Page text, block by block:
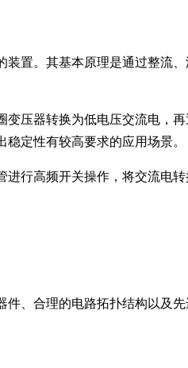
置。其基本原理是通过整流
压器转换为低电压交流电，
定性有较高要求的应用场景。
行高频开关操作，将交流电
、合理的电路拓扑结构以及